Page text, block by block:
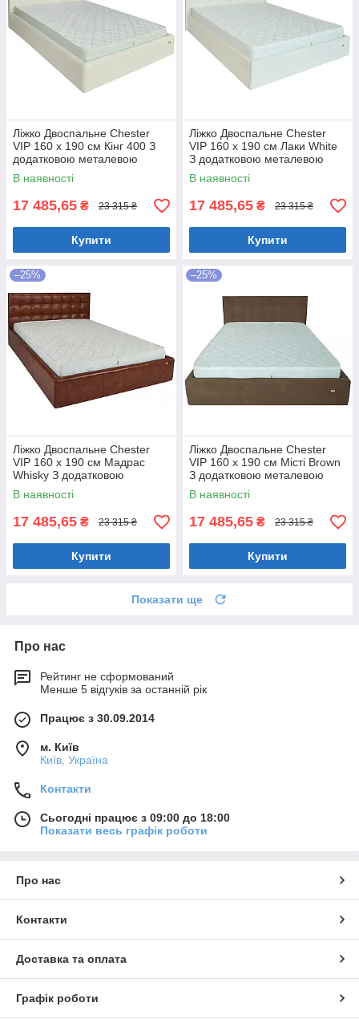
Ліжко Двоспальне Chester
VIP 160 х 190 см Кінг 400 З
додатковою металевою
цільнозварною рамою C1
Білий
В наявності
17 485,65 ₴ 23 315 ₴
Купити
Ліжко Двоспальне Chester
VIP 160 х 190 см Лаки White
З додатковою металевою
цільнозварною рамою Білий
В наявності
17 485,65 ₴ 23 315 ₴
Купити
–25%
Ліжко Двоспальне Chester
VIP 160 х 190 см Мадрас
Whisky З додатковою
металевою цільнозварною
рамою Коричневий
В наявності
17 485,65 ₴ 23 315 ₴
Купити
–25%
Ліжко Двоспальне Chester
VIP 160 х 190 см Місті Brown
З додатковою металевою
цільнозварною рамою
Коричневий
В наявності
17 485,65 ₴ 23 315 ₴
Купити
Показати ще
Про нас
Рейтинг не сформований
Менше 5 відгуків за останній рік
Працює з 30.09.2014
м. Київ
Київ, Україна
Контакти
Сьогодні працює з 09:00 до 18:00
Показати весь графік роботи
Про нас
Контакти
Доставка та оплата
Графік роботи